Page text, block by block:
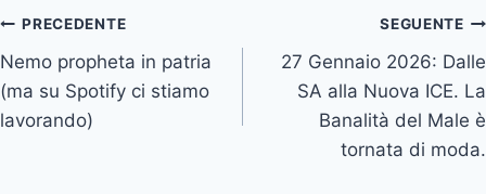
Navigazione
articoli
PRECEDENTE
Nemo propheta in patria
(ma su Spotify ci stiamo
lavorando)
SEGUENTE
27 Gennaio 2026: Dalle
SA alla Nuova ICE. La
Banalità del Male è
tornata di moda.